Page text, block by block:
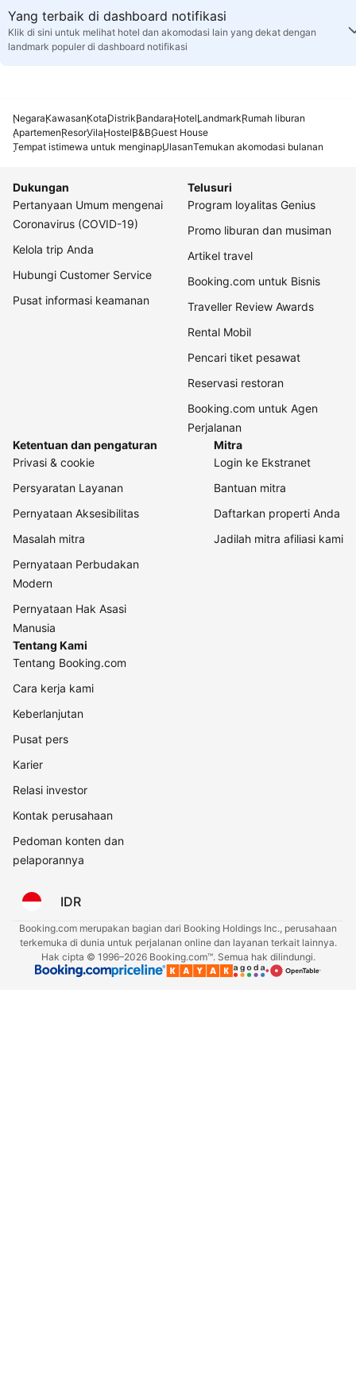
Yang terbaik di dashboard notifikasi
Klik di sini untuk melihat hotel dan akomodasi lain yang dekat dengan
landmark populer di dashboard notifikasi
NegaraKawasanKotaDistrikBandaraHotelLandmarkRumah liburan
ApartemenResorVilaHostelB&BGuest House
Tempat istimewa untuk menginapUlasanTemukan akomodasi bulanan
Dukungan
Pertanyaan Umum mengenai
Coronavirus (COVID-19)
Kelola trip Anda
Hubungi Customer Service
Pusat informasi keamanan
Telusuri
Program loyalitas Genius
Promo liburan dan musiman
Artikel travel
Booking.com untuk Bisnis
Traveller Review Awards
Rental Mobil
Pencari tiket pesawat
Reservasi restoran
Booking.com untuk Agen
Perjalanan
Ketentuan dan pengaturan
Privasi & cookie
Persyaratan Layanan
Pernyataan Aksesibilitas
Masalah mitra
Pernyataan Perbudakan
Modern
Pernyataan Hak Asasi
Manusia
Mitra
Login ke Ekstranet
Bantuan mitra
Daftarkan properti Anda
Jadilah mitra afiliasi kami
Tentang Kami
Tentang Booking.com
Cara kerja kami
Keberlanjutan
Pusat pers
Karier
Relasi investor
Kontak perusahaan
Pedoman konten dan
pelaporannya
IDR
Booking.com merupakan bagian dari Booking Holdings Inc., perusahaan
terkemuka di dunia untuk perjalanan online dan layanan terkait lainnya.
Hak cipta © 1996–2026 Booking.com™. Semua hak dilindungi.